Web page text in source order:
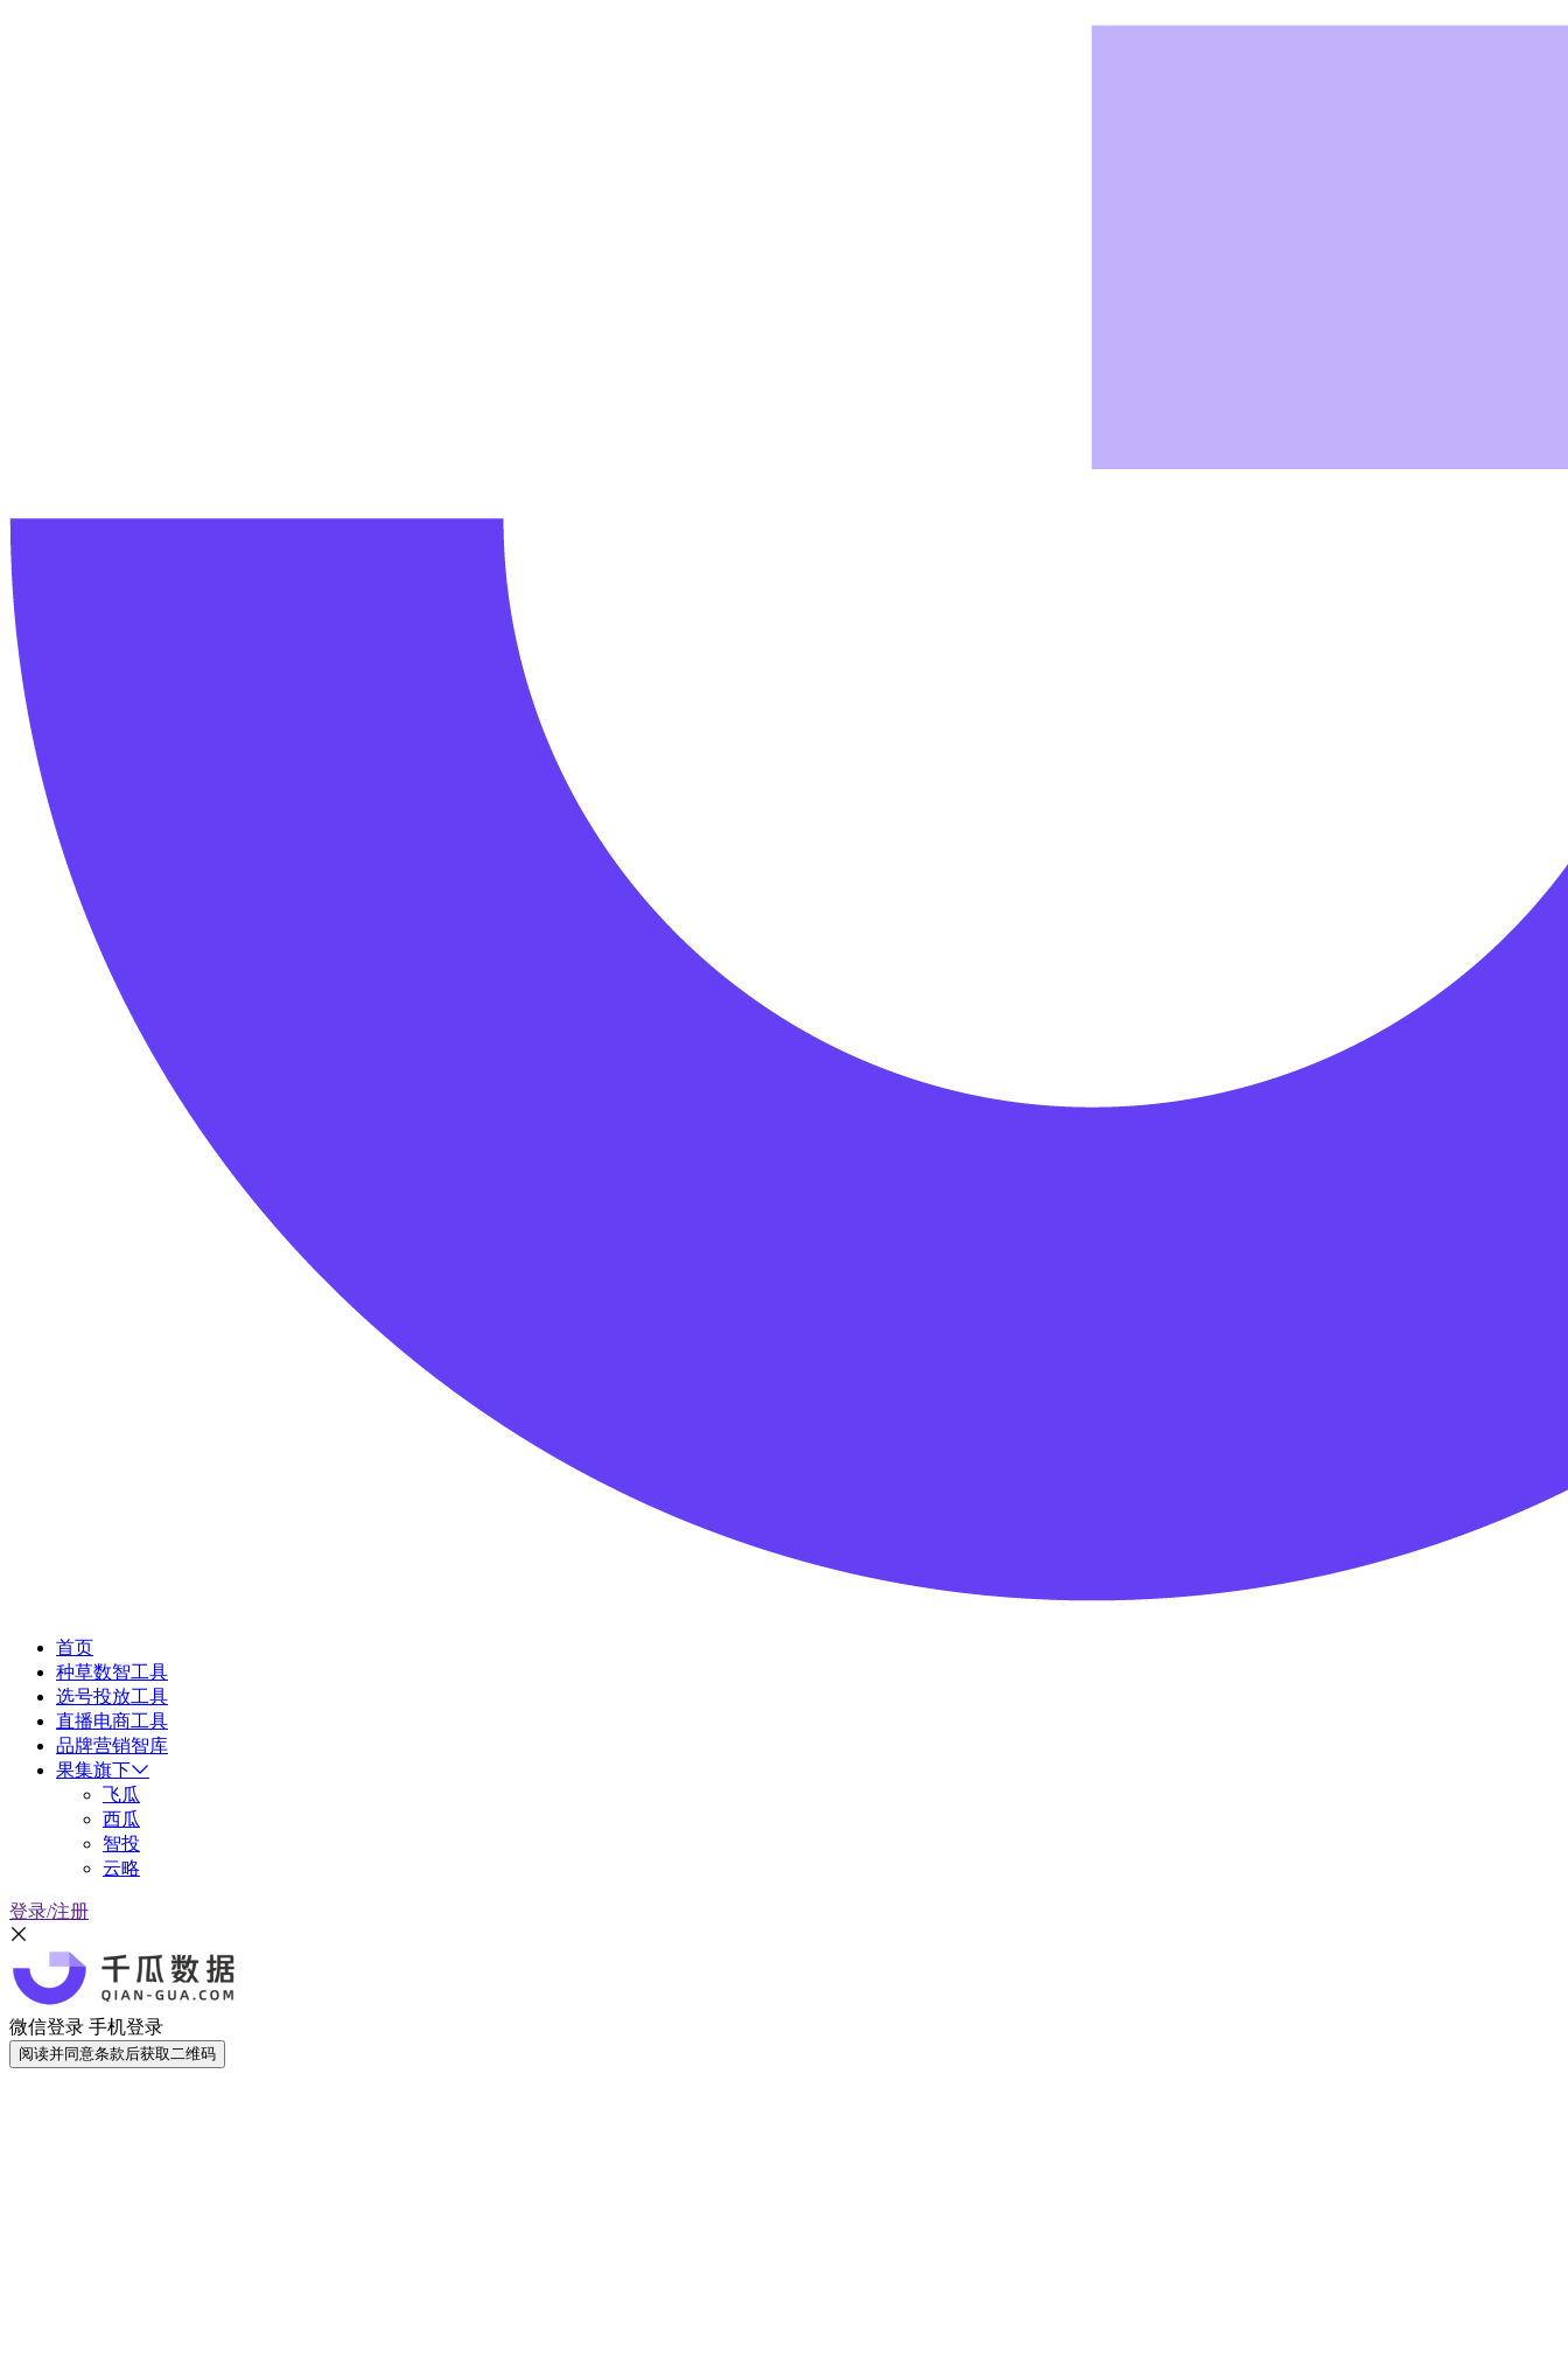
首页
种草数智工具
选号投放工具
直播电商工具
品牌营销智库
果集旗下
飞瓜
西瓜
智投
云略
登录/注册
微信登录 手机登录
阅读并同意条款后获取二维码